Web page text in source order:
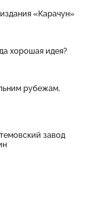
«Карачун»
хорошая идея?
рубежам,
завод